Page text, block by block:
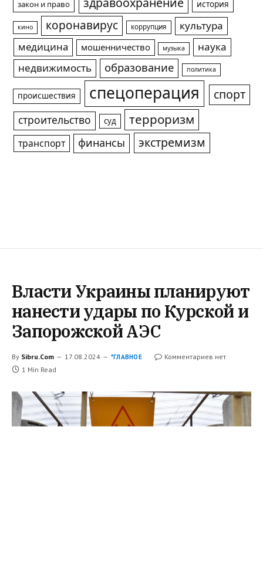
закон и право здравоохранение история
кино коронавирус коррупция
культура
медицина
мошенничество музыка
наука
недвижимость
образование политика
происшествия спецоперация спорт
строительство суд терроризм
транспорт финансы экстремизм
Власти Украины планируют
нанести удары по Курской и
Запорожской АЭС
By Sibru.Com 17.08.2024 *ГЛАВНОЕ
Комментариев нет
1 Min Read